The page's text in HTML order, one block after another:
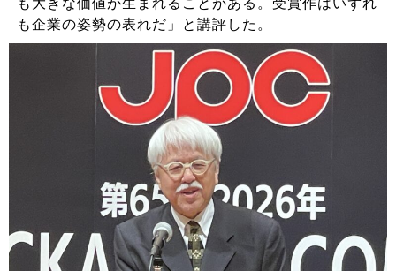
も企業の姿勢の表れだ」と講評した。